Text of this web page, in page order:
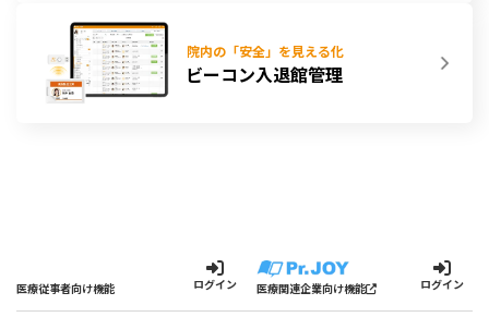
院内の「安全」を見える化
ビーコン入退館管理
医療従事者向け機能 ログイン 医療関連企業向け機能 ログイン